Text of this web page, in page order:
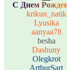
С Днем Рожде
krikun_natik
Lyusika
aanyaa78
besha
Dashuny
Olegkrot
ArthurSart